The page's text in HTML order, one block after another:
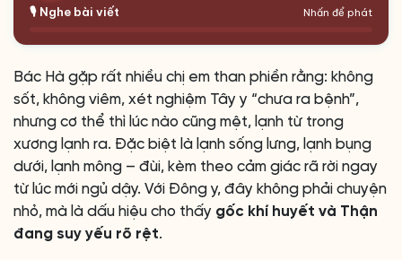
🎙️ Nghe bài viết Nhấn để phát
Bác Hà gặp rất nhiều chị em than phiền rằng: không
sốt, không viêm, xét nghiệm Tây y “chưa ra bệnh”,
nhưng cơ thể thì lúc nào cũng mệt, lạnh từ trong
xương lạnh ra. Đặc biệt là lạnh sống lưng, lạnh bụng
dưới, lạnh mông – đùi, kèm theo cảm giác rã rời ngay
từ lúc mới ngủ dậy. Với Đông y, đây không phải chuyện
nhỏ, mà là dấu hiệu cho thấy gốc khí huyết và Thận
đang suy yếu rõ rệt.